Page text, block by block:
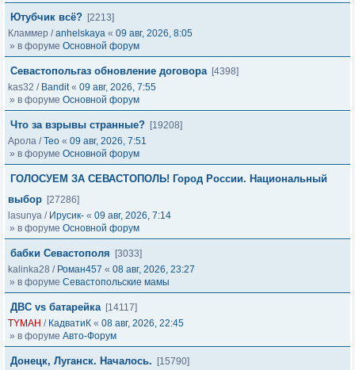
Ютубчик всё? [2213]
Кламмер /anhelskaya « 09 авг, 2026, 8:05
» в форуме Основной форум
Севастопольгаз обновление договора [4398]
kas32 / Bandit« 09 авг, 2026, 7:55
» в форуме Основной форум
Что за взрывы странные? [19208]
Арола /Тео « 09 авг, 2026, 7:51
» в форуме Основной форум
ГОЛОСУЕМ ЗА СЕВАСТОПОЛЬ! Город России. Национальный
выбор [27286]
lasunya / Ирусик- « 09 авг, 2026, 7:14
» в форуме Основной форум
бабки Севастополя
[3033]
kalinka28 / Роман457 « 08 авг, 2026, 23:27
» в форуме Севастопольские мамы
ДВС vs батарейка [14117]
TYMAH / КадватиК « 08 авг, 2026, 22:45
» в форуме Авто-Форум
Донецк, Луганск. Началось.
[15790]